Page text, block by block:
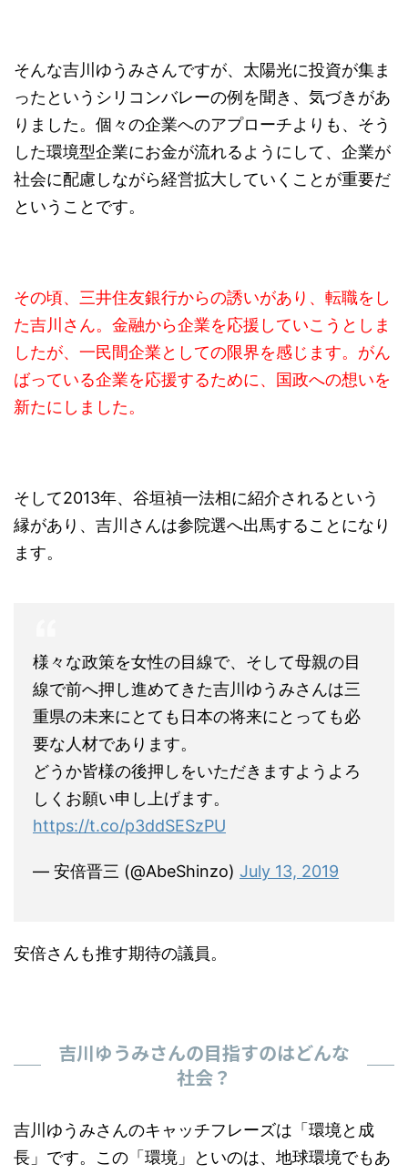
そんな吉川ゆうみさんですが、太陽光に投資が集ま
ったというシリコンバレーの例を聞き、気づきがあ
りました。個々の企業へのアプローチよりも、そう
した環境型企業にお金が流れるようにして、企業が
社会に配慮しながら経営拡大していくことが重要だ
ということです。
その頃、三井住友銀行からの誘いがあり、転職をし
た吉川さん。金融から企業を応援していこうとしま
したが、一民間企業としての限界を感じます。がん
ばっている企業を応援するために、国政への想いを
新たにしました。
そして2013年、谷垣禎一法相に紹介されるという
縁があり、吉川さんは参院選へ出馬することになり
ます。
様々な政策を女性の目線で、そして母親の目
線で前へ押し進めてきた吉川ゆうみさんは三
重県の未来にとても日本の将来にとっても必
要な人材であります。
どうか皆様の後押しをいただきますようよろ
しくお願い申し上げます。
https://t.co/p3ddSESzPU
— 安倍晋三 (@AbeShinzo) July 13, 2019
安倍さんも推す期待の議員。
吉川ゆうみさんの目指すのはどんな
社会？
吉川ゆうみさんのキャッチフレーズは「環境と成
長」です。この「環境」といのは、地球環境でもあ